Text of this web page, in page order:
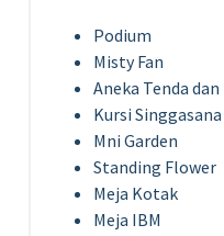
Podium
Misty Fan
Aneka Tenda
Kursi Singgasana
Mni Garden
Standing Flower
Meja Kotak
Meja IBM